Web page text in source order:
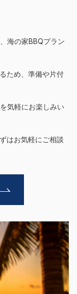
海の家BBQプラン
ため、準備や片付
気軽にお楽しみい
はお気軽にご相談